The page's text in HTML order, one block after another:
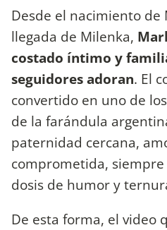
Desde el nacimiento de
llegada de Milenka,
costado íntimo y
seguidores adoran. El
convertido en uno de
de la farándula
paternidad cercana,
comprometida,
dosis de humor y
De esta forma, el video